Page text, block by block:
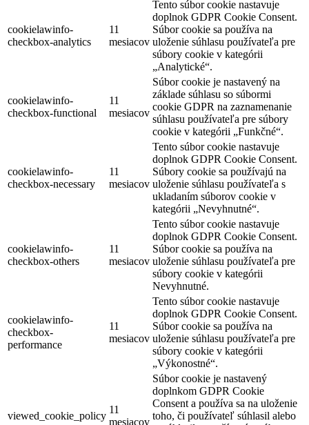
cookielawinfo-
checkbox-analytics
11
mesiacov
Tento súbor cookie nastavuje
doplnok GDPR Cookie Consent.
Súbor cookie sa používa na
uloženie súhlasu používateľa pre
súbory cookie v kategórii
„Analytické“.
cookielawinfo-
checkbox-functional
11
mesiacov
Súbor cookie je nastavený na
základe súhlasu so súbormi
cookie GDPR na zaznamenanie
súhlasu používateľa pre súbory
cookie v kategórii „Funkčné“.
cookielawinfo-
checkbox-necessary
11
mesiacov
Tento súbor cookie nastavuje
doplnok GDPR Cookie Consent.
Súbory cookie sa používajú na
uloženie súhlasu používateľa s
ukladaním súborov cookie v
kategórii „Nevyhnutné“.
cookielawinfo-
checkbox-others
11
mesiacov
Tento súbor cookie nastavuje
doplnok GDPR Cookie Consent.
Súbor cookie sa používa na
uloženie súhlasu používateľa pre
súbory cookie v kategórii
Nevyhnutné.
cookielawinfo-
checkbox-
performance
11
mesiacov
Tento súbor cookie nastavuje
doplnok GDPR Cookie Consent.
Súbor cookie sa používa na
uloženie súhlasu používateľa pre
súbory cookie v kategórii
„Výkonostné“.
viewed_cookie_policy
11
mesiacov
Súbor cookie je nastavený
doplnkom GDPR Cookie
Consent a používa sa na uloženie
toho, či používateľ súhlasil alebo